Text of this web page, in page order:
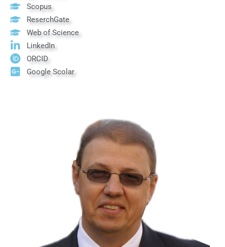
Scopus
ReserchGate
Web of Science
LinkedIn
ORCID
Google Scolar